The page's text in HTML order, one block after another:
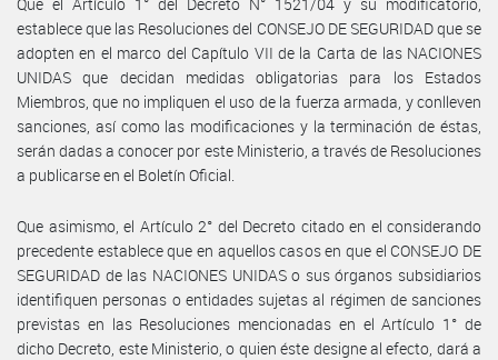
establece que las Resoluciones del CONSEJO DE SEGURIDAD que se
adopten en el marco del Capítulo VII de la Carta de las NACIONES
UNIDAS que decidan medidas obligatorias para los Estados
Miembros, que no impliquen el uso de la fuerza armada, y conlleven
sanciones, así como las modificaciones y la terminación de éstas,
serán dadas a conocer por este Ministerio, a través de Resoluciones
a publicarse en el Boletín Oficial.
Que asimismo, el Artículo 2° del Decreto citado en el considerando
precedente establece que en aquellos casos en que el CONSEJO DE
SEGURIDAD de las NACIONES UNIDAS o sus órganos subsidiarios
identifiquen personas o entidades sujetas al régimen de sanciones
previstas en las Resoluciones mencionadas en el Artículo 1° de
dicho Decreto, este Ministerio, o quien éste designe al efecto, dará a